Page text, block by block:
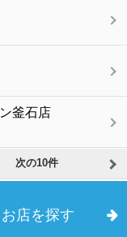
釜石店
次の10件